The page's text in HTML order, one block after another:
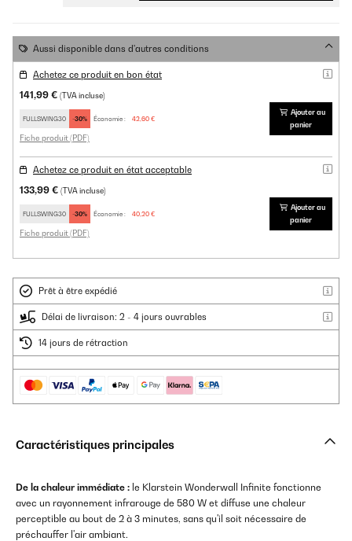
Aussi disponible dans d'autres conditions
Achetez ce produit en bon état
141,99 € (TVA incluse)
FULLSWING30 -30% Économie : 42,60 €
Fiche produit (PDF)
Ajouter au
panier
Achetez ce produit en état acceptable
133,99 € (TVA incluse)
FULLSWING30 -30% Économie : 40,20 €
Fiche produit (PDF)
Ajouter au
panier
Prêt à être expédié
Délai de livraison: 2 - 4 jours ouvrables
14 jours de rétraction
Caractéristiques principales
De la chaleur immédiate : le Klarstein Wonderwall Infinite fonctionne
avec un rayonnement infrarouge de 580 W et diffuse une chaleur
perceptible au bout de 2 à 3 minutes, sans qu'il soit nécessaire de
préchauffer l'air ambiant.